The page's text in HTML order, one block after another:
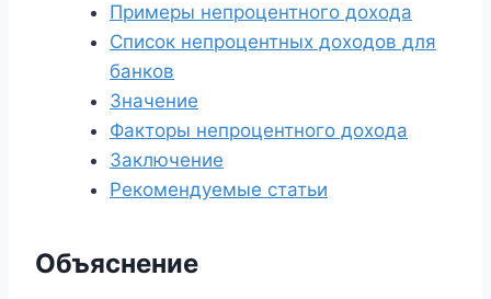
Примеры непроцентного дохода
Список непроцентных доходов для
банков
Значение
Факторы непроцентного дохода
Заключение
Рекомендуемые статьи
Объяснение